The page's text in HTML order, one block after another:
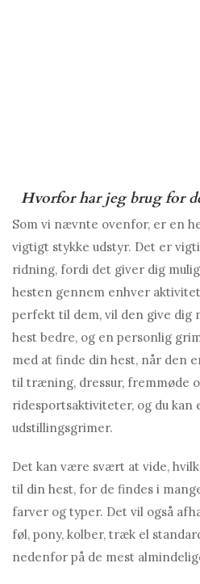
Hvorfor har jeg brug for
Som vi nævnte ovenfor, er en
vigtigt stykke udstyr. Det er
ridning, fordi det giver dig
hesten gennem enhver
perfekt til dem, vil den give dig
hest bedre, og en personlig
med at finde din hest, når den
til træning, dressur, fremmøde
ridesportsaktiviteter, og du kan
udstillingsgrimer.
Det kan være svært at vide,
til din hest, for de findes i
farver og typer. Det vil også
føl, pony, kolber, træk el
nedenfor på de mest